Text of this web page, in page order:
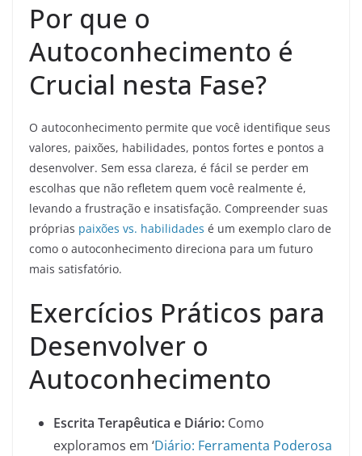
Por que o
Autoconhecimento é
Crucial nesta Fase?
O autoconhecimento permite que você identifique seus
valores, paixões, habilidades, pontos fortes e pontos a
desenvolver. Sem essa clareza, é fácil se perder em
escolhas que não refletem quem você realmente é,
levando a frustração e insatisfação. Compreender suas
próprias paixões vs. habilidades é um exemplo claro de
como o autoconhecimento direciona para um futuro
mais satisfatório.
Exercícios Práticos para
Desenvolver o
Autoconhecimento
Escrita Terapêutica e Diário: Como
exploramos em ‘Diário: Ferramenta Poderosa